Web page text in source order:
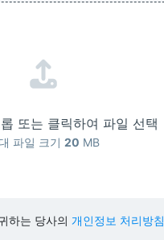
또는 클릭하여 파일 선택
파일 크기 20 MB
하는 당사의 개인정보 처리방침